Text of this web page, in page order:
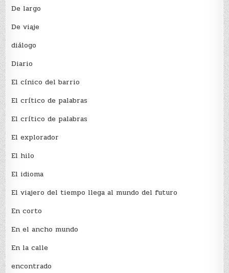
De largo
De viaje
diálogo
Diario
El cínico del barrio
El crí­tico de palabras
El crí­tico de palabras
El explorador
El hilo
El idioma
El viajero del tiempo llega al mundo del futuro
En corto
En el ancho mundo
En la calle
encontrado